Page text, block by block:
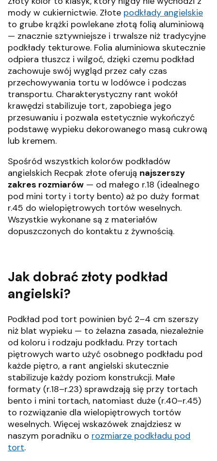
mody w cukiernictwie. Złote podkłady angielskie
to grube krążki powlekane złotą folią aluminiową
— znacznie sztywniejsze i trwalsze niż tradycyjne
podkłady tekturowe. Folia aluminiowa skutecznie
odpiera tłuszcz i wilgoć, dzięki czemu podkład
zachowuje swój wygląd przez cały czas
przechowywania tortu w lodówce i podczas
transportu. Charakterystyczny rant wokół
krawędzi stabilizuje tort, zapobiega jego
przesuwaniu i pozwala estetycznie wykończyć
podstawę wypieku dekorowanego masą cukrową
lub kremem.
Spośród wszystkich kolorów podkładów
angielskich Recpak złote oferują najszerszy
zakres rozmiarów — od małego r.18 (idealnego
pod mini torty i torty bento) aż po duży format
r.45 do wielopiętrowych tortów weselnych.
Wszystkie wykonane są z materiałów
dopuszczonych do kontaktu z żywnością.
Jak dobrać złoty podkład
angielski?
Podkład pod tort powinien być 2–4 cm szerszy
niż blat wypieku — to żelazna zasada, niezależnie
od koloru i rodzaju podkładu. Przy tortach
piętrowych warto użyć osobnego podkładu pod
każde piętro, a rant angielski skutecznie
stabilizuje każdy poziom konstrukcji. Małe
formaty (r.18–r.23) sprawdzają się przy tortach
bento i mini tortach, natomiast duże (r.40–r.45)
to rozwiązanie dla wielopiętrowych tortów
weselnych. Więcej wskazówek znajdziesz w
naszym poradniku o rozmiarze podkładu pod
tort.